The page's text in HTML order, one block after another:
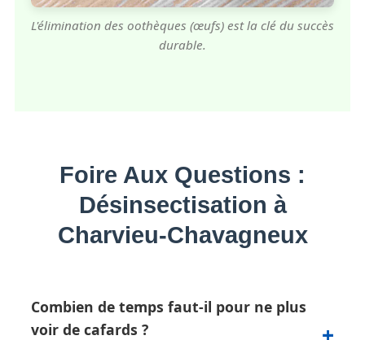
L'élimination des oothèques (œufs) est la clé du succès
durable.
Foire Aux Questions :
Désinsectisation à
Charvieu-Chavagneux
Combien de temps faut-il pour ne plus
voir de cafards ?